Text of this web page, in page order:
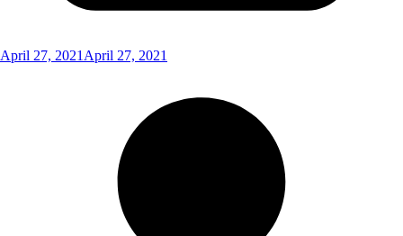
April 27, 2021 April 27, 2021